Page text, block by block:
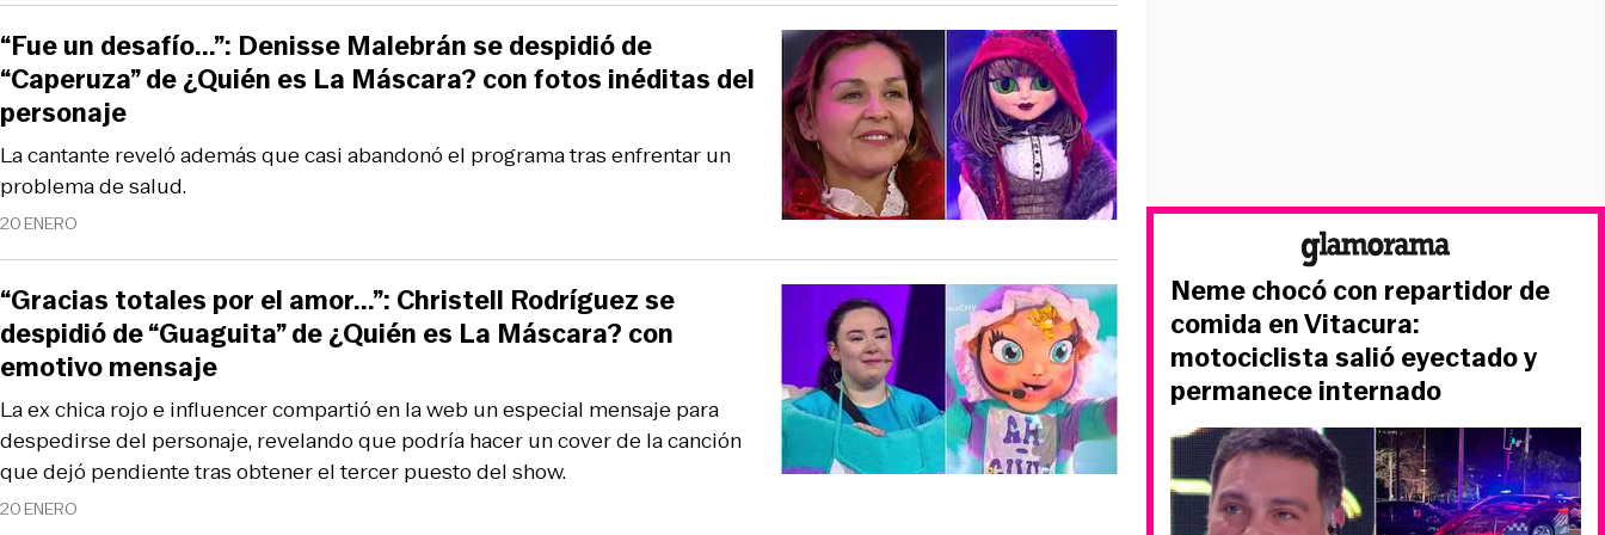
20 ENERO
La cantante reveló además que casi abandonó el programa tras enfrentar un
problema de salud.
“Fue un desafío...”: Denisse Malebrán se despidió de
“Caperuza” de ¿Quién es La Máscara? con fotos inéditas del
personaje
20 ENERO
La ex chica rojo e influencer compartió en la web un especial mensaje para
despedirse del personaje, revelando que podría hacer un cover de la canción
que dejó pendiente tras obtener el tercer puesto del show.
“Gracias totales por el amor...”: Christell Rodríguez se
despidió de “Guaguita” de ¿Quién es La Máscara? con
emotivo mensaje
Neme chocó con repartidor de
comida en Vitacura:
motociclista salió eyectado y
permanece internado